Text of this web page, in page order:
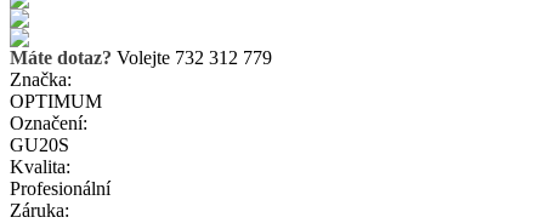
Máte dotaz? Volejte 732 312 779
Značka:
OPTIMUM
Označení:
GU20S
Kvalita:
Profesionální
Záruka: